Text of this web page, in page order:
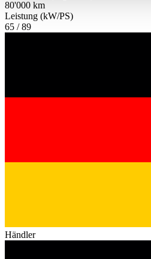
haben oder die sie im Rahmen
gesammelt haben.
80'000 km
Leistung (kW/PS)
65 / 89
Händler